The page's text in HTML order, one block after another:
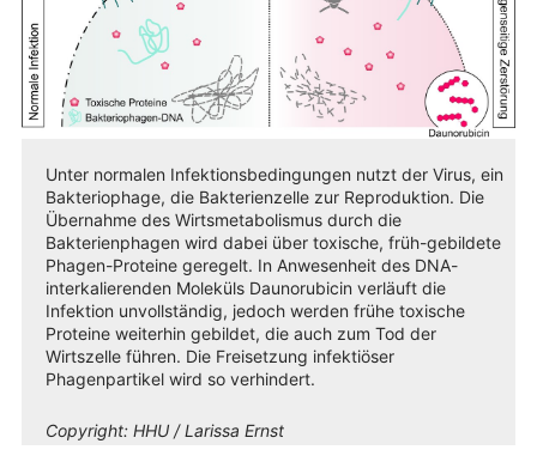
Unter normalen Infektionsbedingungen nutzt der Virus, ein
Bakteriophage, die Bakterienzelle zur Reproduktion. Die
Übernahme des Wirtsmetabolismus durch die
Bakterienphagen wird dabei über toxische, früh-gebildete
Phagen-Proteine geregelt. In Anwesenheit des DNA-
interkalierenden Moleküls Daunorubicin verläuft die
Infektion unvollständig, jedoch werden frühe toxische
Proteine weiterhin gebildet, die auch zum Tod der
Wirtszelle führen. Die Freisetzung infektiöser
Phagenpartikel wird so verhindert.
Copyright: HHU / Larissa Ernst